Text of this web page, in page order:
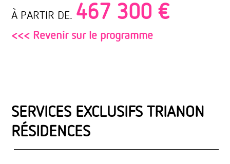
À PARTIR DE. 467 300 €
<<< Revenir sur le programme
SERVICES EXCLUSIFS TRIANON
RÉSIDENCES